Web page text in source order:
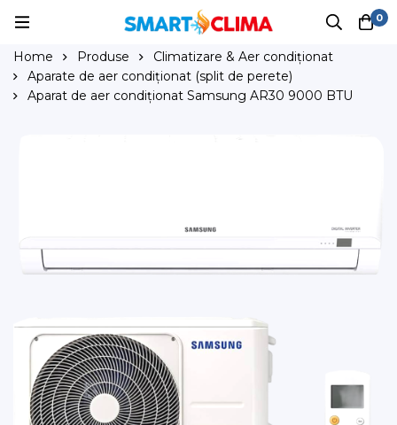
0
Home Produse
Climatizare & Aer condiționat
Aparate de aer condiționat (split de perete)
Aparat de aer condiționat Samsung AR30 9000 BTU